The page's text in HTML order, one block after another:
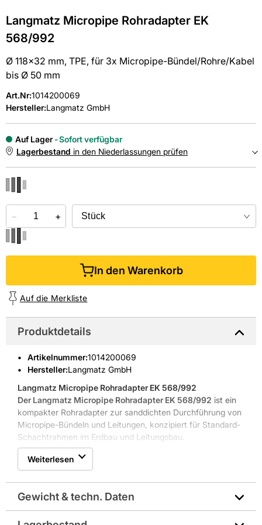
Langmatz Micropipe Rohradapter EK
568/992
Ø 118x32 mm, TPE, für 3x Micropipe-Bündel/Rohre/Kabel
bis Ø 50 mm
Art.Nr:1014200069
Hersteller:Langmatz GmbH
Auf Lager
Sofort verfügbar
Lagerbestand in den Niederlassungen prüfen
Online kaufen &kostenlos
− +
In den Warenkorb
Auf die Merkliste
Produktdetails
Artikelnummer:1014200069
Hersteller:Langmatz GmbH
Langmatz Micropipe Rohradapter EK 568/992
Der Langmatz Micropipe Rohradapter EK 568/992 ist ein
kompakter Rohradapter zur sanddichten Durchführung von
Micropipe-Bündeln und Leitungen, konzipiert für Standard-
Schachtrahmen im Erdbau und Leitungsbau.
TPE-Material, sanddicht und witterungsbeständig
Durchführungsöffnung für 3 Micropipe-Bündel
Integrierbar in Standard-Schachtrahmen
Trittfeste Ausführung für Baustellenbetrieb
Hohe Materialbeständigkeit und geprüfte Funktionalität
Der Rohradapter ausTPE (Thermoplastisches Elastomer)
bietetSanddichtheit
Weiterlesen
Gewicht & techn. Daten